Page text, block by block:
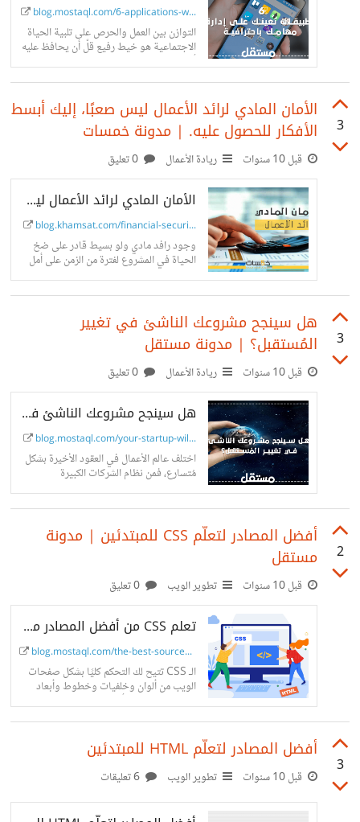
blog.mostaql.com/6-applications-w...
التوازن بين العمل والحرص على تلبية الحياة
الاجتماعية هو خيط رفيع قلّ أن يحافظ عليه
أحد. لذا إليك عدّة تطبيقات تساعد على تنظيم
3
الأمان المادي لرائد الأعمال ليس صعبًا، إليك أبسط
الأفكار للحصول عليه. | مدونة خمسات
قبل 10 سنوات ريادة الأعمال
الأمان المادي لرائد الأعمال ليس صعبًا، إليك أبسط الأفكار للحصول عليه. | مدونة خمسات
blog.khamsat.com/financial-securi...
وجود رافد مادي ولو بسيط قادر على ضخ
الحياة في المشروع لفترة من الزمن على أمل
الحصول على استثمار مادي بعد تنفيذ جزء من
3
هل سينجح مشروعك الناشئ في تغيير
المُستقبل؟ | مدونة مستقل
قبل 10 سنوات ريادة الأعمال
هل سينجح مشروعك الناشئ في تغيير المُستقبل؟ | مدونة مستقل
blog.mostaql.com/your-startup-wil...
اختلف عالم الأعمال في العقود الأخيرة بشكل
مُتسارع، فمن نظام الشركات الكبيرة
والمناصب والدوام اليومي، إلى مفهوم
2
أفضل المصادر لتعلّم CSS للمبتدئين | مدونة
مستقل
قبل 10 سنوات تطوير الويب
تعلم CSS من أفضل المصادر من الألف إلى الياء
blog.mostaql.com/the-best-sources...
الـ CSS تتيح لك التحكم كليًا بشكل صفحات
الويب من ألوان وخلفيات وخطوط وأبعاد
وصور، تعرّف على أهم مصادر تعلم CSS من
3
أفضل المصادر لتعلّم HTML للمبتدئين
قبل 10 سنوات تطوير الويب